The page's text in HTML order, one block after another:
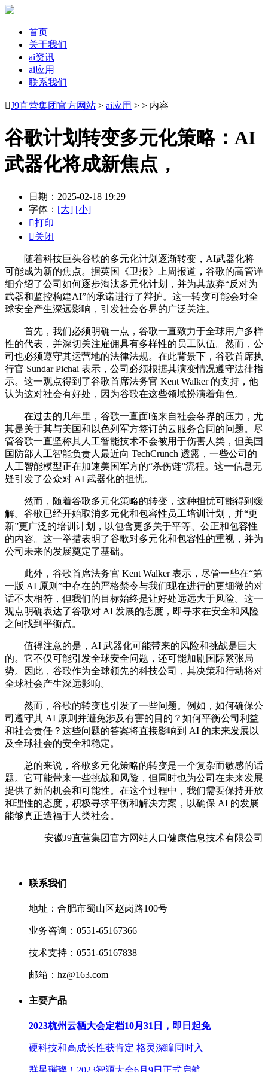
首页
关于我们
ai资讯
ai应用
联系我们
J9直营集团官方网站 > ai应用 > > 内容
谷歌计划转变多元化策略：AI
武器化将成新焦点，
日期：2025-02-18 19:29
字体： [大] [小]
打印
关闭
随着科技巨头谷歌的多元化计划逐渐转变，AI武器化将
可能成为新的焦点。据英国《卫报》上周报道，谷歌的高管详
细介绍了公司如何逐步淘汰多元化计划，并为其放弃“反对为
武器和监控构建AI”的承诺进行了辩护。这一转变可能会对全
球安全产生深远影响，引发社会各界的广泛关注。
首先，我们必须明确一点，谷歌一直致力于全球用户多样
性的代表，并深切关注雇佣具有多样性的员工队伍。然而，公
司也必须遵守其运营地的法律法规。在此背景下，谷歌首席执
行官 Sundar Pichai 表示，公司必须根据其演变情况遵守法律指
示。这一观点得到了谷歌首席法务官 Kent Walker 的支持，他
认为这对社会有好处，因为谷歌在这些领域扮演着角色。
在过去的几年里，谷歌一直面临来自社会各界的压力，尤
其是关于其与美国和以色列军方签订的云服务合同的问题。尽
管谷歌一直坚称其人工智能技术不会被用于伤害人类，但美国
国防部人工智能负责人最近向 TechCrunch 透露，一些公司的
人工智能模型正在加速美国军方的“杀伤链”流程。这一信息无
疑引发了公众对 AI 武器化的担忧。
然而，随着谷歌多元化策略的转变，这种担忧可能得到缓
解。谷歌已经开始取消多元化和包容性员工培训计划，并“更
新”更广泛的培训计划，以包含更多关于平等、公正和包容性
的内容。这一举措表明了谷歌对多元化和包容性的重视，并为
公司未来的发展奠定了基础。
此外，谷歌首席法务官 Kent Walker 表示，尽管一些在“第
一版 AI 原则”中存在的严格禁令与我们现在进行的更细微的对
话不太相符，但我们的目标始终是让好处远远大于风险。这一
观点明确表达了谷歌对 AI 发展的态度，即寻求在安全和风险
之间找到平衡点。
值得注意的是，AI 武器化可能带来的风险和挑战是巨大
的。它不仅可能引发全球安全问题，还可能加剧国际紧张局
势。因此，谷歌作为全球领先的科技公司，其决策和行动将对
全球社会产生深远影响。
然而，谷歌的转变也引发了一些问题。例如，如何确保公
司遵守其 AI 原则并避免涉及有害的目的？如何平衡公司利益
和社会责任？这些问题的答案将直接影响到 AI 的未来发展以
及全球社会的安全和稳定。
总的来说，谷歌多元化策略的转变是一个复杂而敏感的话
题。它可能带来一些挑战和风险，但同时也为公司在未来发展
提供了新的机会和可能性。在这个过程中，我们需要保持开放
和理性的态度，积极寻求平衡和解决方案，以确保 AI 的发展
能够真正造福于人类社会。
安徽J9直营集团官方网站人口健康信息技术有限公司
联系我们
地址：合肥市蜀山区赵岗路100号
业务咨询：0551-65167366
技术支持：0551-65167838
邮箱：hz@163.com
主要产品
2023杭州云栖大会定档10月31日，即日起免
硬科技和高成长性获肯定 格灵深瞳同时入
群星璀璨！2023智源大会6月9日正式启航